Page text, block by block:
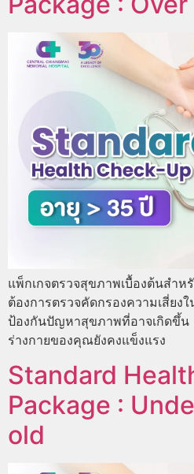
แพ็กเกจตรวจสุขภาพเบื้องต้นสำ
ต้องการตรวจคัดกรองความเสี่ยงใ
ป้องกันปัญหาสุขภาพที่อาจเกิดขึ้
ร่างกายของคุณยังคงแข็งแรง
Standard
Package :
old